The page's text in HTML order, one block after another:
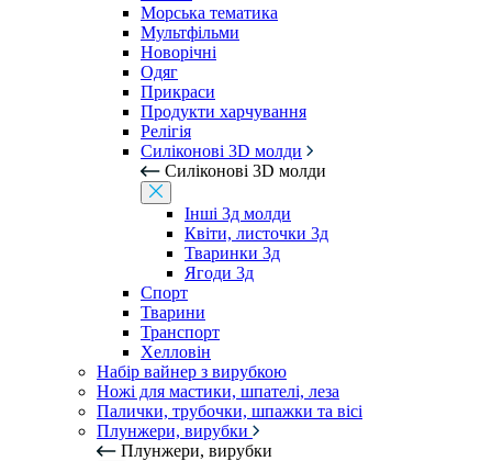
Морська тематика
Мультфільми
Новорічні
Одяг
Прикраси
Продукти харчування
Релігія
Силіконові 3D молди
Силіконові 3D молди
Інші 3д молди
Квіти, листочки 3д
Тваринки 3д
Ягоди 3д
Спорт
Тварини
Транспорт
Хелловін
Набір вайнер з вирубкою
Ножі для мастики, шпателі, леза
Палички, трубочки, шпажки та вісі
Плунжери, вирубки
Плунжери, вирубки